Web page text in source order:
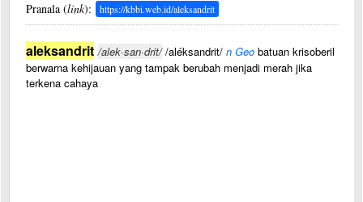
Pranala (link): https://kbbi.web.id/aleksandrit
aleksandrit /alek·san·drit//aléksandrit/ n Geo batuan krisoberil
berwarna kehijauan yang tampak berubah menjadi merah jika
terkena cahaya